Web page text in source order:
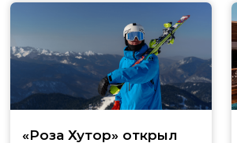
«Роза Хутор» открыл